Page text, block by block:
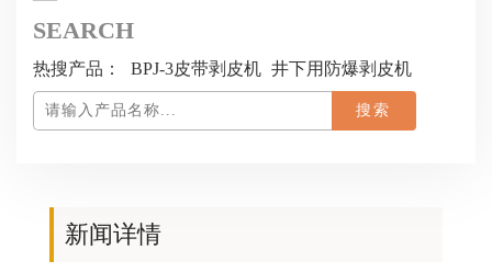
SEARCH
热搜产品： BPJ-3皮带剥皮机 井下用防爆剥皮机
新闻详情